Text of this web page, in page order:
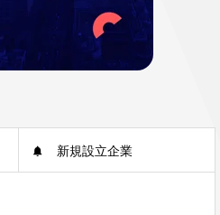
新規設立企業